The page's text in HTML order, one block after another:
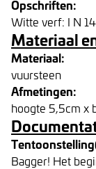
Opschriften:
Witte verf: I N
Materiaal
Materiaal:
vuursteen
Afmetingen:
hoogte 5,5cm x
Bagger! Het